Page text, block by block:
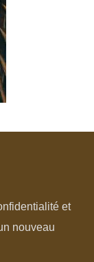
et
nouveau